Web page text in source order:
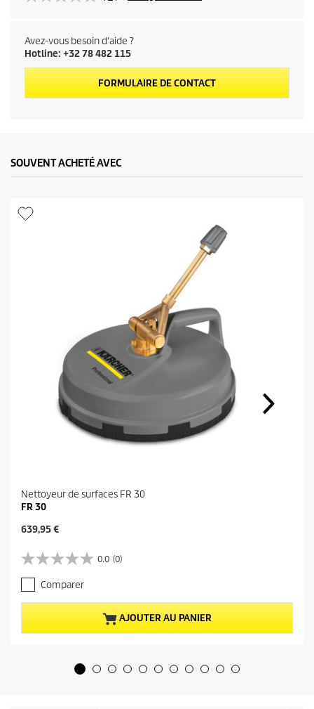
d
u
p
d
u
Avez-vous besoin d'aide ?
Hotline: +32 78 482 115
FORMULAIRE DE CONTACT
SOUVENT ACHETÉ AVEC
Nettoyeur de surfaces FR 30
FR 30
P
i
x
a
c
t
u
639,95 €
0.0 (0)
0
.
0
s
r
Comparer
AJOUTER AU PANIER